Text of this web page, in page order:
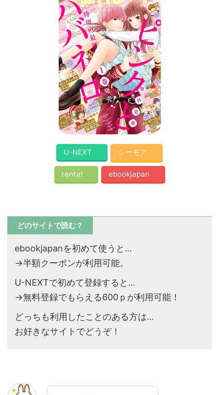
U-NEXT シーモア
renta! ebookjapan
どのサイトで読む？
ebookjapanを初めて使うと…
→半額クーポンが利用可能。
U-NEXTで初めて登録すると…
→無料登録でもらえる600ｐが利用可能！
どっちも利用したことのある方は…
お好きなサイトでどうぞ！